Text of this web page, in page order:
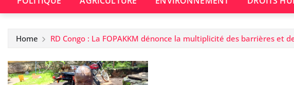
Home RD Congo : La FOPAKKM dénonce la multiplicité des barrières et